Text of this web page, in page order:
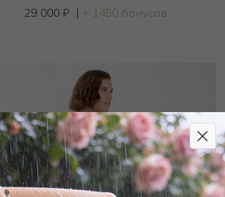
29 000 ₽ | + 1450 бонусов